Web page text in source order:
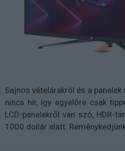
Sajnos vételárakról és a
nincs hír, így egyelőre csak
LCD-panelekről van szó, HDR-
1000 dollár alatt.